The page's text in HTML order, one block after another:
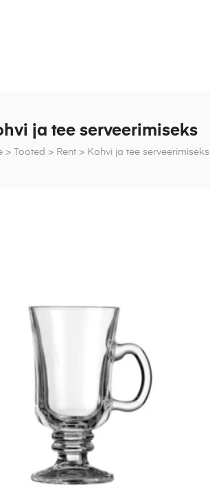
> Tooted > Rent > Kohvi ja tee serveerimiseks
ja tee serveerimiseks